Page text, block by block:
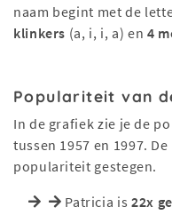
naam begint met de
klinkers (a, i, i, a) en4
Populariteit van
In de grafiek zie je de
tussen 1957 en 1997.
populariteit gestegen.
Patricia is 22x